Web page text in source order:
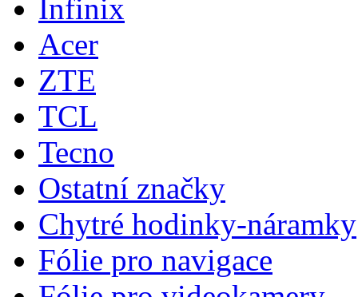
Infinix
Acer
ZTE
TCL
Tecno
Ostatní značky
Chytré hodinky-náramky
Fólie pro navigace